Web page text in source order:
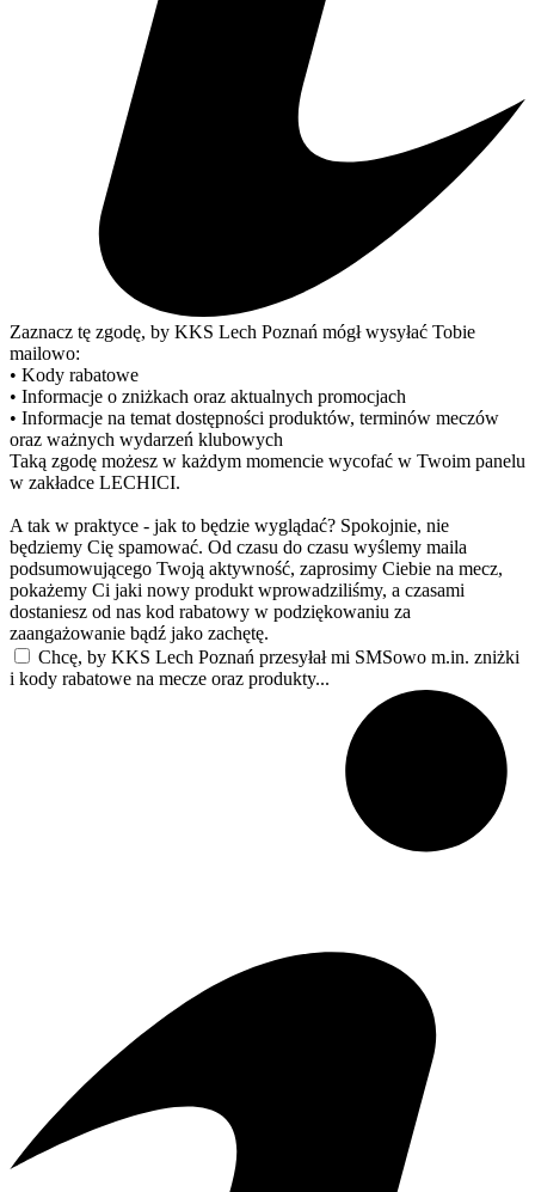
Zaznacz tę zgodę, by KKS Lech Poznań mógł wysyłać Tobie
mailowo:
• Kody rabatowe
• Informacje o zniżkach oraz aktualnych promocjach
• Informacje na temat dostępności produktów, terminów meczów
oraz ważnych wydarzeń klubowych
Taką zgodę możesz w każdym momencie wycofać w Twoim panelu
w zakładce LECHICI.
A tak w praktyce - jak to będzie wyglądać? Spokojnie, nie
będziemy Cię spamować. Od czasu do czasu wyślemy maila
podsumowującego Twoją aktywność, zaprosimy Ciebie na mecz,
pokażemy Ci jaki nowy produkt wprowadziliśmy, a czasami
dostaniesz od nas kod rabatowy w podziękowaniu za
zaangażowanie bądź jako zachętę.
Chcę, by KKS Lech Poznań przesyłał mi SMSowo m.in. zniżki
i kody rabatowe na mecze oraz produkty...